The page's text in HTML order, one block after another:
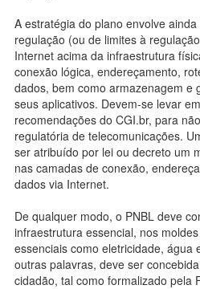
A estratégia do plano envolve
regulação (ou de limites à
Internet acima da infraestrutura
conexão lógica, endereçamento,
dados, bem como armazenagem e
seus aplicativos. Devem-se levar
recomendações do CGI.br, para
regulatória de telecomunicações.
ser atribuído por lei ou decreto um
nas camadas de conexão,
dados via Internet.
De qualquer modo, o PNBL deve
infraestrutura essencial, nos
essenciais como eletricidade, água
outras palavras, deve ser
cidadão, tal como formalizado pela